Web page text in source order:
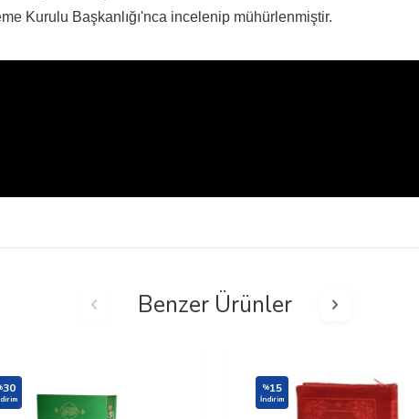
Kurulu Başkanlığı'nca incelenip mühürlenmiştir.
Benzer Ürünler
30 %15
İndirim